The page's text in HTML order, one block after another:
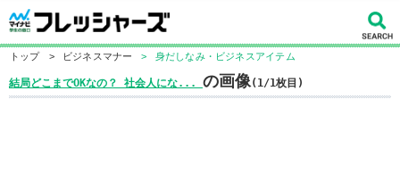
トップ > ビジネスマナー > 身だしなみ・ビジネスアイテム
結局どこまでOKなの？ 社会人にな... の画像(1/1枚目)